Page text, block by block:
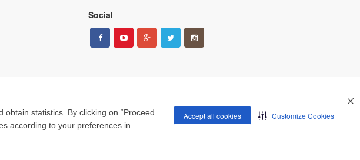
statistics. By clicking on “Proceed
according to your preferences in
Accept all cookies Customize Cookies
Social
seus respectivos donos.